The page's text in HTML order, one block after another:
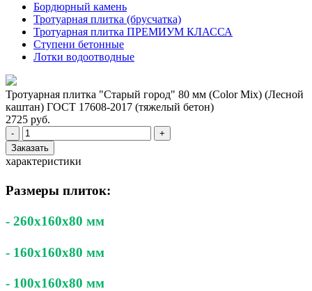
Бордюрный камень
Тротуарная плитка (брусчатка)
Тротуарная плитка ПРЕМИУМ КЛАССА
Ступени бетонные
Лотки водоотводные
Тротуарная плитка "Старый город" 80 мм (Color Mix) (Лесной
каштан) ГОСТ 17608-2017 (тяжелый бетон)
2725 руб.
-
+
Заказать
характеристики
Размеры плиток:
- 260x160x80 мм
- 160x160x80 мм
- 100x160x80 мм